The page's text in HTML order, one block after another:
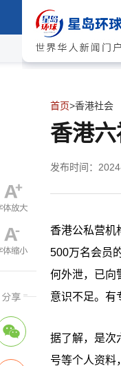
首页>香港社会
香港
发布时间：
香港公私营机
500万名会员
何外泄，已向
意识不足。有
据了解，是次
号等个人资料